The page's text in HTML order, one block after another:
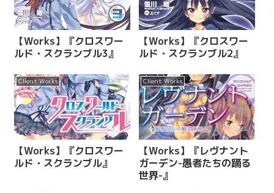
【Works】『クロスワー
ルド・スクランブル3』
【Works】『クロスワー
ルド・スクランブル2』
Client Works
【Works】『クロスワー
ルド・スクランブル』
Client Works
【Works】『レヴナント
ガーデン-愚者たちの踊る
世界-』